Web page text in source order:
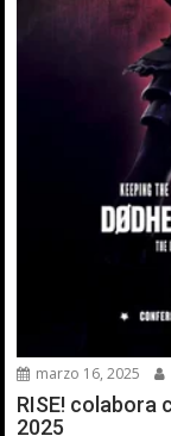
marzo 16, 2025
RISE! colabora
2025